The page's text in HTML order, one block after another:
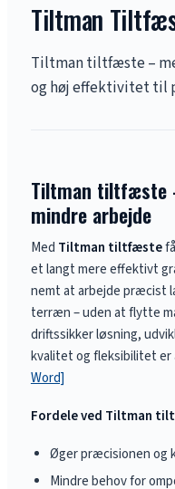
Tiltman
Tiltman tiltfæste –
og høj effektivitet til
Tiltman tiltfæste
mindre arbejde
Med Tiltman tiltfæste
et langt mere effektivt
nemt at arbejde præcist
terræn – uden at flytte
driftssikker løsning,
kvalitet og fleksibilitet er
Word]
Fordele ved Tiltman
Øger præcisionen og
Mindre behov for